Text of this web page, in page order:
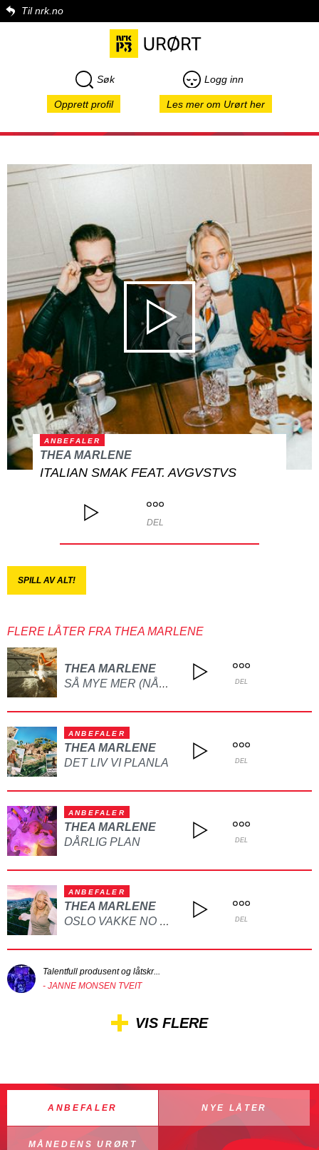
Til nrk.no
Søk Logg inn
Opprett profil Les mer om Urørt her
ANBEFALER
THEA MARLENE
ITALIAN SMAK FEAT. AVGVSTVS
DEL
SPILL AV ALT!
FLERE LÅTER FRA THEA MARLENE
THEA MARLENE
SÅ MYE MER (NÅR DET ER SOMMER) DEL
ANBEFALER
THEA MARLENE
DET LIV VI PLANLA
DEL
ANBEFALER
THEA MARLENE
DÅRLIG PLAN
DEL
ANBEFALER
THEA MARLENE
OSLO VAKKE NO FOR DEG DEL
Talentfull produsent og låtskr...
- JANNE MONSEN TVEIT
VIS FLERE
ANBEFALER NYE LÅTER
MÅNEDENS URØRT